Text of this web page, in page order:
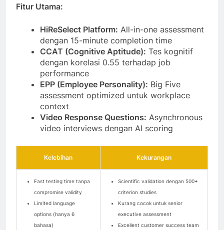
Fitur Utama:
HiReSelect Platform: All-in-one assessment
dengan 15-minute completion time
CCAT (Cognitive Aptitude): Tes kognitif
dengan korelasi 0.55 terhadap job
performance
EPP (Employee Personality): Big Five
assessment optimized untuk workplace
context
Video Response Questions: Asynchronous
video interviews dengan AI scoring
Kelebihan Kekurangan
Fast testing time tanpa
compromise validity
Limited language
options (hanya 6
bahasa)
Scientific validation dengan 500+
criterion studies
Kurang cocok untuk senior
executive assessment
Excellent customer success team